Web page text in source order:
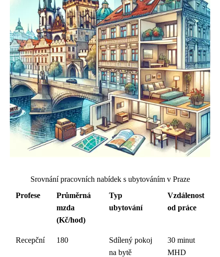
Srovnání pracovních nabídek s ubytováním v Praze
Profese
Průměrná
mzda
(Kč/hod)
Typ
ubytování
Vzdálenost
od práce
Recepční 180
Sdílený pokoj
na bytě
30 minut
MHD